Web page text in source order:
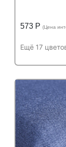
573 Р (Цена
Ещё 17
Состав:
циклов
Состав: